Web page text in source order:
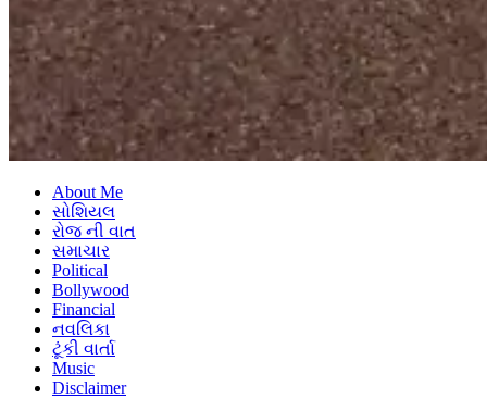
About Me
સોશિયલ
રોજ ની વાત
સમાચાર
Political
Bollywood
Financial
નવલિકા
ટૂંકી વાર્તા
Music
Disclaimer